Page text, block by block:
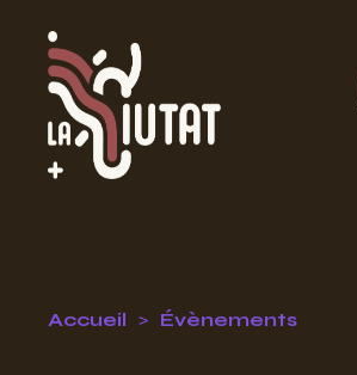
Accueil Évènements